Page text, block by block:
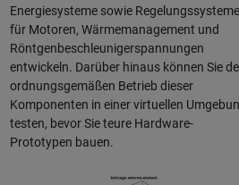
Energiesysteme sowie Regelungssysteme
für Motoren, Wärmemanagement und
Röntgenbeschleunigerspannungen
entwickeln. Darüber hinaus können Sie
ordnungsgemäßen Betrieb dieser
Komponenten in einer virtuellen
testen, bevor Sie teure Hardware-
Prototypen bauen.